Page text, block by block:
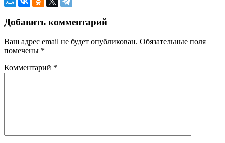
Добавить комментарий
Ваш адрес email не будет опубликован. Обязательные поля
помечены *
Комментарий *